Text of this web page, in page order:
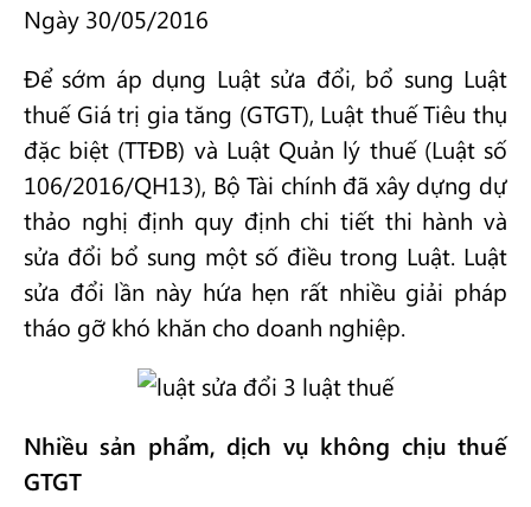
Ngày 30/05/2016
Để sớm áp dụng Luật sửa đổi, bổ sung Luật
thuế Giá trị gia tăng (GTGT), Luật thuế Tiêu thụ
đặc biệt (TTĐB) và Luật Quản lý thuế (Luật số
106/2016/QH13), Bộ Tài chính đã xây dựng dự
thảo nghị định quy định chi tiết thi hành và
sửa đổi bổ sung một số điều trong Luật. Luật
sửa đổi lần này hứa hẹn rất nhiều giải pháp
tháo gỡ khó khăn cho doanh nghiệp.
Nhiều sản phẩm, dịch vụ không chịu thuế
GTGT